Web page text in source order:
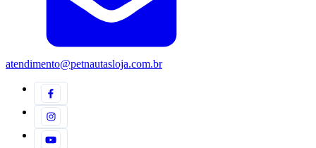
atendimento@petnautasloja.com.br